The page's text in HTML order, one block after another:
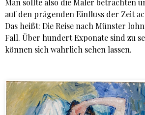
Man sollte also die Maler betrachten
auf den prägenden Einfluss der Zeit
Das heißt: Die Reise nach Münster
Fall. Über hundert Exponate sind zu
können sich wahrlich sehen lassen.